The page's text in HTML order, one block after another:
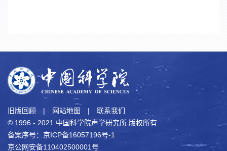
旧版回顾 | 网站地图 |
联系我们
© 1996 - 2021 中国科学院声学研究所 版权所有
备案序号：京ICP备16057196号-1
京公网安备110402500001号